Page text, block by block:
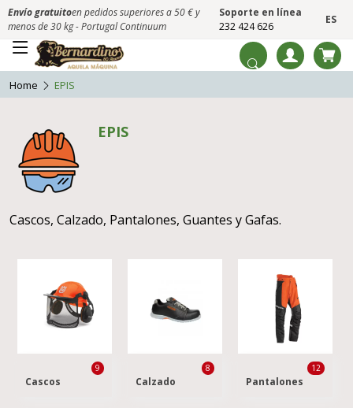
Envío gratuitoen pedidos superiores a 50 € y
menos de 30 kg - Portugal Continuum
Soporte en línea
232 424 626
ES
Home EPIS
EPIS
Cascos, Calzado, Pantalones, Guantes y Gafas.
Cascos
9
Calzado
8
Pantalones
12